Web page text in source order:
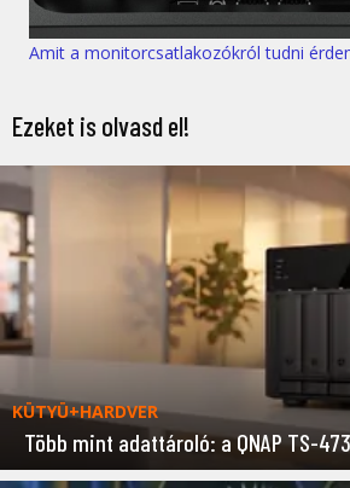
Amit a monitorcsatlakozókról tudni
Ezeket is olvasd el!
KÜTYÜ+HARDVER
Több mint adattároló: a QNAP TS-